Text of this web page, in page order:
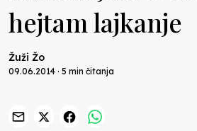
hejtam lajkanje
Žuži Žo
09.06.2014 · 5 min čitanja